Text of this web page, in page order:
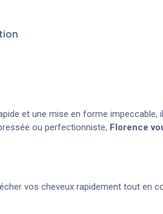
et une mise en forme impeccable,
ou perfectionniste, Florence
vos cheveux rapidement tout en